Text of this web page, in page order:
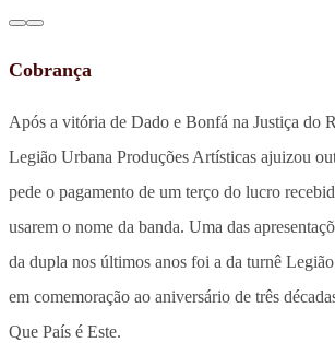
Cobrança
Após a vitória de Dado e Bonfá na Justiça do
Legião Urbana Produções Artísticas ajuizou
pede o pagamento de um terço do lucro
usarem o nome da banda. Uma das
da dupla nos últimos anos foi a da turnê
em comemoração ao aniversário de três
Que País é Este.